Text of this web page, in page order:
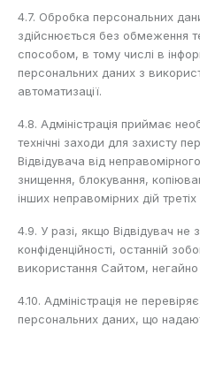
4.7. Обробка персональних
здійснюється без обмеження
способом, в тому числі в
персональних даних з
автоматизації.
4.8. Адміністрація приймає
технічні заходи для захисту
Відвідувача від
знищення, блокування,
інших неправомірних дій третіх
4.9. У разі, якщо Відвідувач
конфіденційності, останній
використання Сайтом, негайно
4.10. Адміністрація не
персональних даних, що